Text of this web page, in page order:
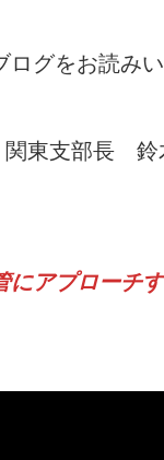
グをお読み
東支部長 鈴
にアプローチ